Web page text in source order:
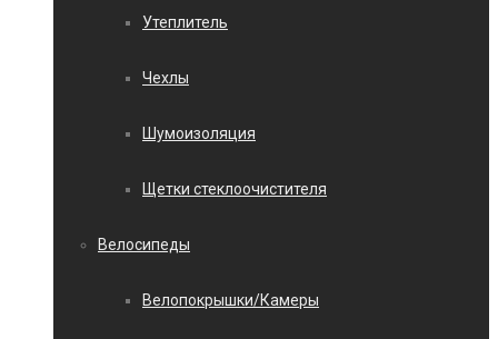
Утеплитель
Чехлы
Шумоизоляция
Щетки стеклоочистителя
Велосипеды
Велопокрышки/Камеры